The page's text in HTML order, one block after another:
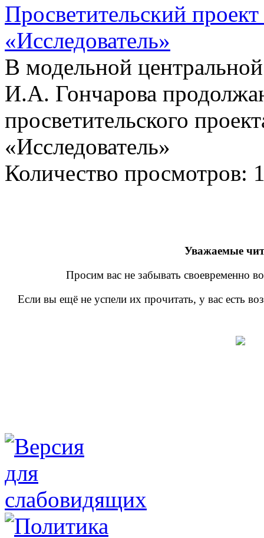
Просветительский
«Исследователь»
В модельной
И.А. Гончарова
просветительского
«Исследователь»
Количество просмотров:
Уважаемые
Просим вас не забывать своевременно
Если вы ещё не успели их прочитать, у вас есть